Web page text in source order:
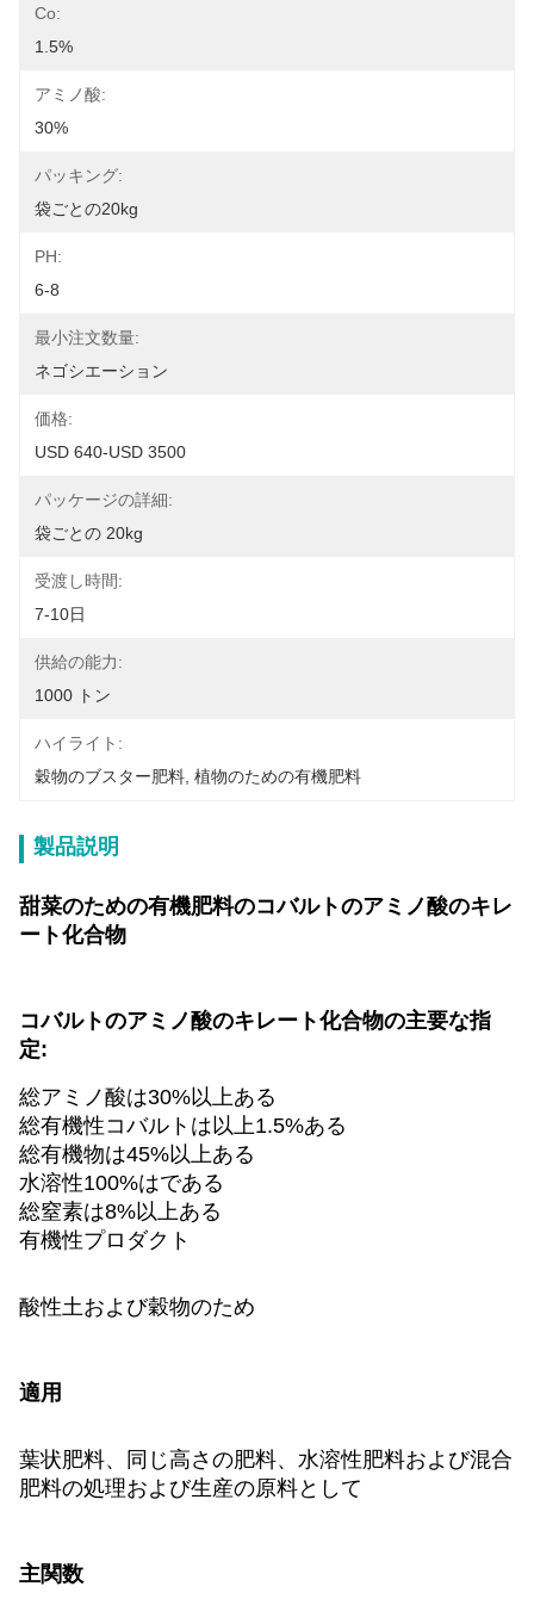
Co:
1.5%
アミノ酸:
30%
パッキング:
袋ごとの20kg
PH:
6-8
最小注文数量:
ネゴシエーション
価格:
USD 640-USD 3500
パッケージの詳細:
袋ごとの 20kg
受渡し時間:
7-10日
供給の能力:
1000 トン
ハイライト:
穀物のブスター肥料 植物のための有機肥料
製品説明
甜菜のための有機肥料のコバルトのアミノ酸のキレ
ート化合物
コバルトのアミノ酸のキレート化合物の主要な指
定:
総アミノ酸は30%以上ある
総有機性コバルトは以上1.5%ある
総有機物は45%以上ある
水溶性100%はである
総窒素は8%以上ある
有機性プロダクト
酸性土および穀物のため
適用
葉状肥料、同じ高さの肥料、水溶性肥料および混合
肥料の処理および生産の原料として
主関数